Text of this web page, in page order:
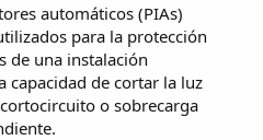
automáticos (PIAs)
para la protección
de una instalación
capacidad de cortar la luz
o sobrecarga